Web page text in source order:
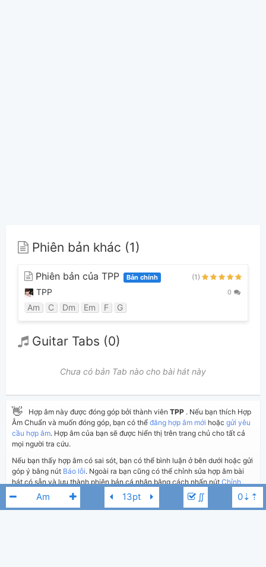
∬
Phiên bản khác (1)
Phiên bản của TPP Bản chính (1)
TPP 0
Am C Dm Em F G
Guitar Tabs (0)
Chưa có bản Tab nào cho bài hát này
👋 Hợp âm này được đóng góp bởi thành viên TPP . Nếu bạn thích Hợp
Âm Chuẩn và muốn đóng góp, bạn có thể đăng hợp âm mới hoặc gửi yêu
cầu hợp âm. Hợp âm của bạn sẽ được hiển thị trên trang chủ cho tất cả
mọi người tra cứu.
Nếu bạn thấy hợp âm có sai sót, bạn có thể bình luận ở bên dưới hoặc gửi
góp ý bằng nút Báo lỗi. Ngoài ra bạn cũng có thể chỉnh sửa hợp âm bài
hát có sẵn và lưu thành phiên bản cá nhân bằng cách nhấn nút Chỉnh
sửa hợp âm